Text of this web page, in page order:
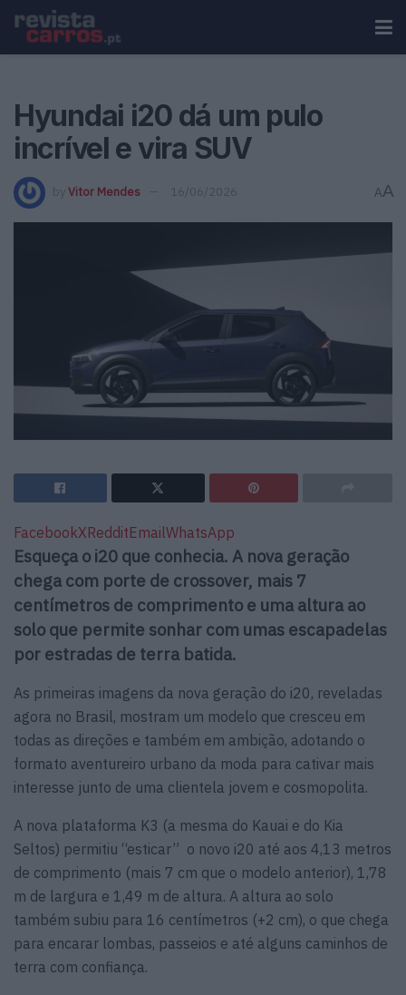
Hyundai i20 dá um pulo
incrível e vira SUV
by Vitor Mendes 16/06/2026 AA
FacebookXRedditEmailWhatsApp
Esqueça o i20 que conhecia. A nova geração
chega com porte de crossover, mais 7
centímetros de comprimento e uma altura ao
solo que permite sonhar com umas escapadelas
por estradas de terra batida.
As primeiras imagens da nova geração do i20, reveladas
agora no Brasil, mostram um modelo que cresceu em
todas as direções e também em ambição, adotando o
formato aventureiro urbano da moda para cativar mais
interesse junto de uma clientela jovem e cosmopolita.
A nova plataforma K3 (a mesma do Kauai e do Kia
Seltos) permitiu “esticar” o novo i20 até aos 4,13 metros
de comprimento (mais 7 cm que o modelo anterior), 1,78
m de largura e 1,49 m de altura. A altura ao solo
também subiu para 16 centímetros (+2 cm), o que chega
para encarar lombas, passeios e até alguns caminhos de
terra com confiança.